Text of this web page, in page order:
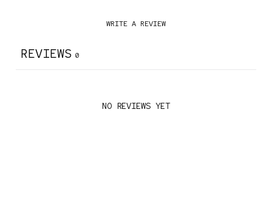
WRITE A REVIEW
REVIEWS 0
NO REVIEWS YET